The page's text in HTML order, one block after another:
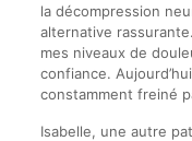
la décompression
alternative
mes niveaux de
confiance.
constamment freiné
Isabelle, une autre